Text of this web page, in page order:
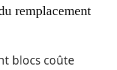
remplacement
blocs coûte